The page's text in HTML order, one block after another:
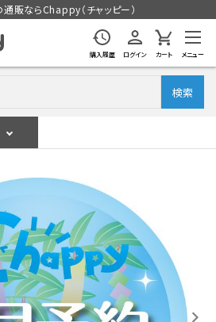
通販ならChappy（チャッピー）
購入履歴 ログイン カート メニュー
検索
ールをチェック
本体